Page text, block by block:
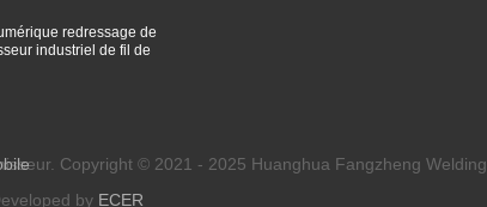
Matériel de machin
e: Tôles fortes et ba
redressage de
industriel de fil de
Copyright © 2021 - 2025 Huanghua Fangzheng Welding
by ECER